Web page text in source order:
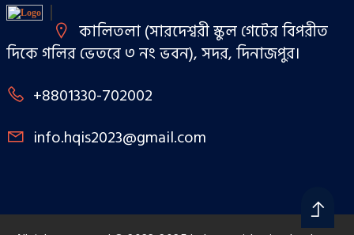
কালিতলা (সারদেশ্বরী স্কুল গেটের বিপরীত
দিকে গলির ভেতরে ৩ নং ভবন), সদর, দিনাজপুর।
+8801330-702002
info.hqis2023@gmail.com